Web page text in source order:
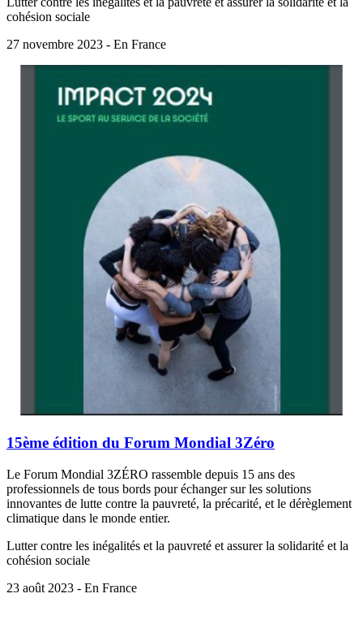
cohésion sociale
27 novembre 2023 - En France
15ème édition du Forum Mondial 3Zéro
Le Forum Mondial 3ZÉRO rassemble depuis 15 ans des
professionnels de tous bords pour échanger sur les solutions
innovantes de lutte contre la pauvreté, la précarité, et le dérèglement
climatique dans le monde entier.
Lutter contre les inégalités et la pauvreté et assurer la solidarité et la
cohésion sociale
23 août 2023 - En France